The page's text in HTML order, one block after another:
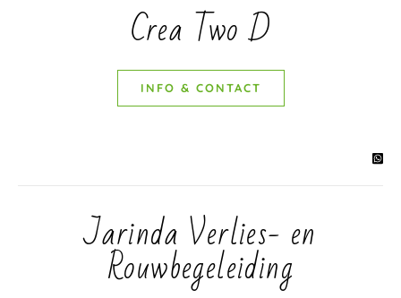
Crea Two D
INFO & CONTACT
Jarinda Verlies- en
Rouwbegeleiding